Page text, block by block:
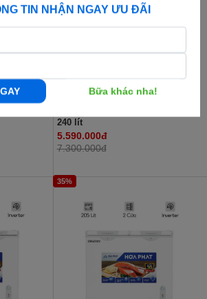
240 lít
5.590.000đ
7.300.000đ
35%
TIN NHẬN NGAY ƯU ĐÃI
Bữa khác nha!